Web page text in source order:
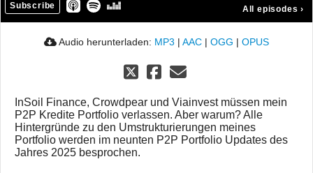
Subscribe All episodes ›
Audio herunterladen: MP3 | AAC | OGG | OPUS
InSoil Finance, Crowdpear und Viainvest müssen mein
P2P Kredite Portfolio verlassen. Aber warum? Alle
Hintergründe zu den Umstrukturierungen meines
Portfolio werden im neunten P2P Portfolio Updates des
Jahres 2025 besprochen.